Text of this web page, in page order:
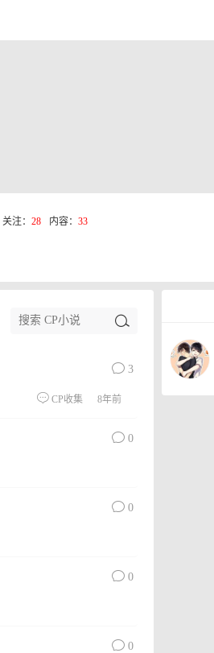
关注： 28 内容： 33
3
CP收集 8年前
0
0
0
0